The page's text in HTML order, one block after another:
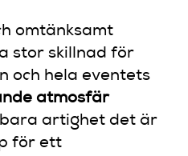
omtänksamt
stor skillnad för
och hela eventets
atmosfär
artighet det är
för ett